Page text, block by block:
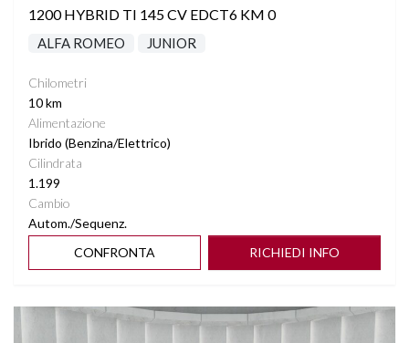
1200 HYBRID TI 145 CV EDCT6 KM 0
ALFA ROMEO JUNIOR
Chilometri
10 km
Alimentazione
Ibrido (Benzina/Elettrico)
Cilindrata
1.199
Cambio
Autom./Sequenz.
CONFRONTA
RICHIEDI INFO
Vedi dettagli